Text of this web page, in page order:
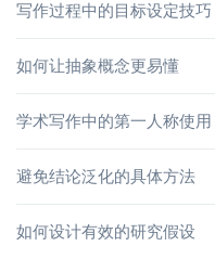
写作过程中的目标设定技巧
如何让抽象概念更易懂
学术写作中的第一人称使用
避免结论泛化的具体方法
如何设计有效的研究假设